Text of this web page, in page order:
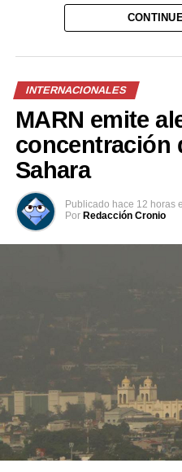
Previo al acto protocolario,
salvadoreño, dialogó con el
Espriella, a quien envió un
Presidente Bukele y expresó
asumir esta nueva
colombiana.
INTERNACIONALES
MARN emite
concentración
Sahara
Publicado hace 12 horas
Por Redacción Cronio